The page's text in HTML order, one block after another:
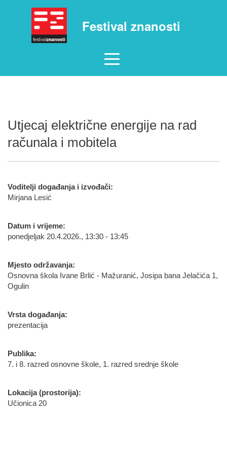
Festival znanosti
Utjecaj električne energije na rad
računala i mobitela
Voditelji događanja i izvođači:
Mirjana Lesić
Datum i vrijeme:
ponedjeljak 20.4.2026., 13:30 - 13:45
Mjesto održavanja:
Osnovna škola Ivane Brlić - Mažuranić, Josipa bana Jelačića 1,
Ogulin
Vrsta događanja:
prezentacija
Publika:
7. i 8. razred osnovne škole, 1. razred srednje škole
Lokacija (prostorija):
Učionica 20